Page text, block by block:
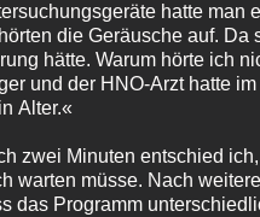
hatte man
die Geräusche auf. Da
hätte. Warum hörte ich
und der HNO-Arzt hatte
Alter.«
zwei Minuten entschied
warten müsse. Nach
das Programm